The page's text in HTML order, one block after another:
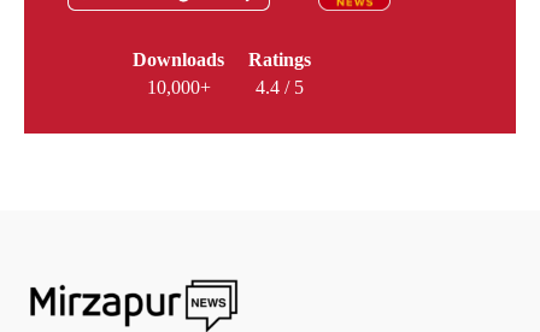
Downloads
10,000+
Ratings
4.4 / 5